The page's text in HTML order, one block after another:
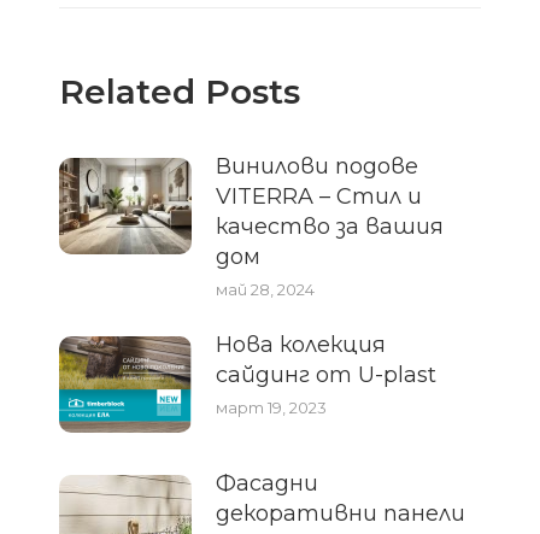
Related Posts
Винилови подове
VITERRA – Стил и
качество за вашия
дом
май 28, 2024
Нова колекция
сайдинг от U-plast
март 19, 2023
Фасадни
декоративни панели